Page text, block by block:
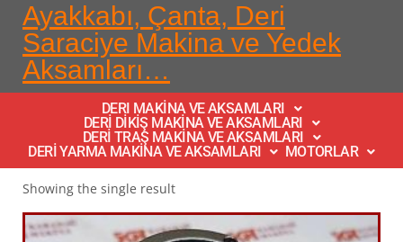
Ayakkabı, Çanta, Deri
Saraciye Makina ve Yedek
Aksamları…
DERI MAKİNA VE AKSAMLARI
DERİ DİKİŞ MAKİNA VE AKSAMLARI
DERİ TRAŞ MAKİNA VE AKSAMLARI
DERİ YARMA MAKİNA VE AKSAMLARI
MOTORLAR
Showing the single result